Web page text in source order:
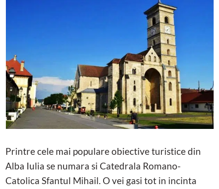
Printre cele mai populare obiective turistice din
Alba Iulia se numara si Catedrala Romano-
Catolica Sfantul Mihail. O vei gasi tot in incinta